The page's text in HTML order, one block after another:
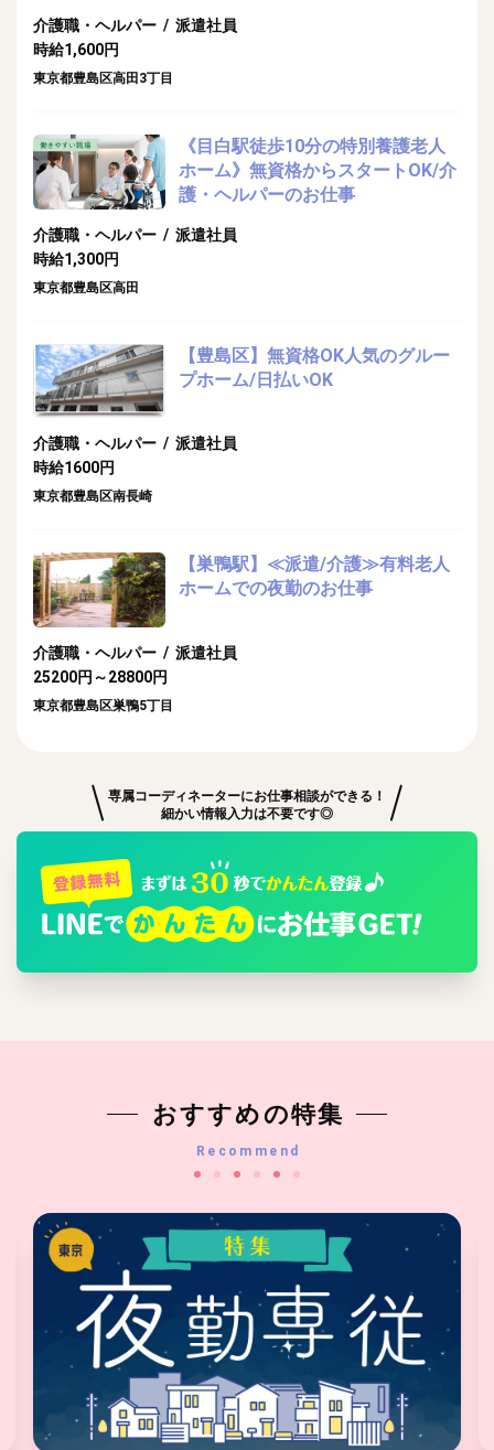
介護職・ヘルパー / 派遣社員
時給1,600円
東京都豊島区高田3丁目
《目白駅徒歩10分の特別養護老人
ホーム》無資格からスタートOK/介
護・ヘルパーのお仕事
介護職・ヘルパー / 派遣社員
時給1,300円
東京都豊島区高田
【豊島区】無資格OK人気のグルー
プホーム/日払いOK
介護職・ヘルパー / 派遣社員
時給1600円
東京都豊島区南長崎
【巣鴨駅】≪派遣/介護≫有料老人
ホームでの夜勤のお仕事
介護職・ヘルパー / 派遣社員
25200円～28800円
東京都豊島区巣鴨5丁目
専属コーディネーターにお仕事相談ができる！
細かい情報入力は不要です◎
おすすめの特集
Recommend